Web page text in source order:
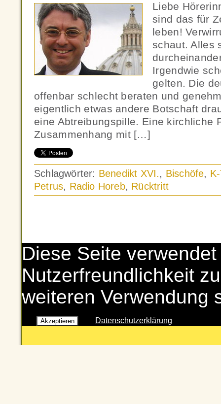
Liebe
sind das für
leben!
schaut. Alles
Irgendwie
gelten. Die
offenbar schlecht beraten und
eigentlich etwas andere Botschaft
eine Abtreibungspille. Eine kirchliche
Zusammenhang mit […]
Schlagwörter: Benedikt XVI., Bischöfe,
Petrus, Radio Horeb, Rücktritt
Diese Seite
Nutzerfreundlichkeit
weiteren Verwendung
Akzeptieren Datenschutzerklärung